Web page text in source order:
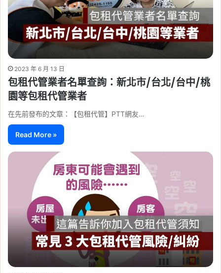
2023 年 6 月 13 日
包租代管業者名單查詢：新北市/台北/台中/桃
園等包租代管業者
在先前發布的文章：【包租代管】PTT網友…
Read More »